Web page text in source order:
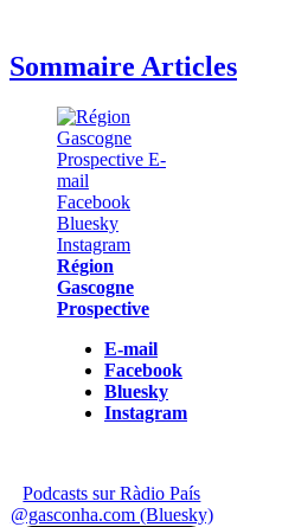
Sommaire Articles
Région
Gascogne
Prospective
E-mail
Facebook
Bluesky
Instagram
Podcasts sur Ràdio País
@gasconha.com (Bluesky)